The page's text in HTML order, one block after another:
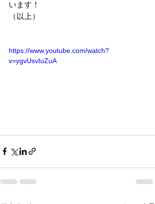
います！
（以上）
https://www.youtube.com/watch?
v=ygvUsvIuZuA